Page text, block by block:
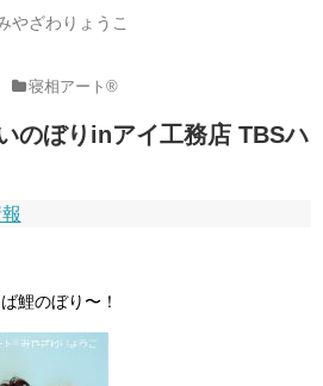
やざわりょうこ
寝相アート®
のぼりinアイ 工務店 TBSハ
鯉のぼり〜！